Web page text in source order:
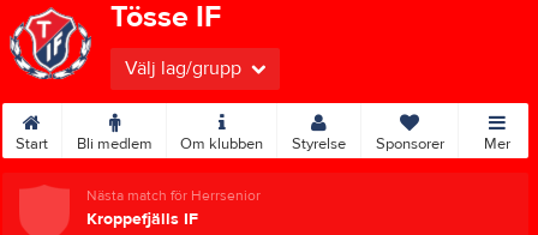
Tösse IF
Välj lag/grupp
Start Bli medlem Om klubben Styrelse Sponsorer Mer
Nästa match för Herrsenior
Kroppefjälls IF